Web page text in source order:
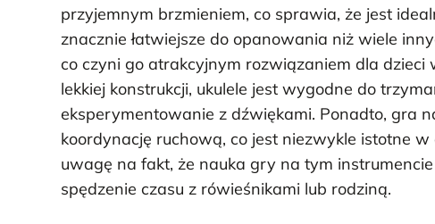
przyjemnym brzmieniem, co sprawia, że jest
znacznie łatwiejsze do opanowania niż wiele
co czyni go atrakcyjnym rozwiązaniem dla
lekkiej konstrukcji, ukulele jest wygodne do
eksperymentowanie z dźwiękami. Ponadto, gra
koordynację ruchową, co jest niezwykle istotne
uwagę na fakt, że nauka gry na tym
spędzenie czasu z rówieśnikami lub rodziną.